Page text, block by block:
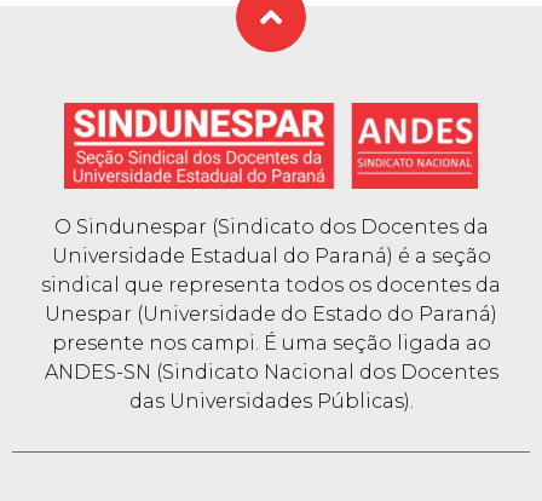
O Sindunespar (Sindicato dos Docentes da
Universidade Estadual do Paraná) é a seção
sindical que representa todos os docentes da
Unespar (Universidade do Estado do Paraná)
presente nos campi. É uma seção ligada ao
ANDES-SN (Sindicato Nacional dos Docentes
das Universidades Públicas).